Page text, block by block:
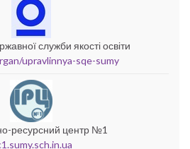
служби якості освіти
upravlinnya-sqe-sumy
ресурсний центр №1